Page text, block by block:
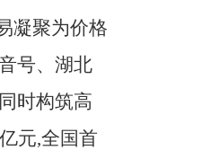
凝聚为价格
号、湖北
时构筑高
元,全国首